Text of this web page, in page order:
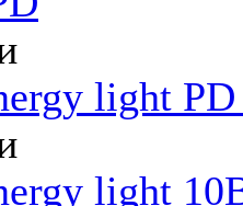
light
light